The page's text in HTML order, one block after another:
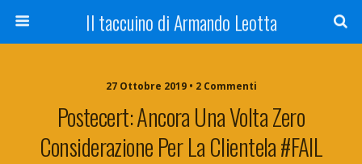
Il taccuino di Armando Leotta
27 Ottobre 2019 • 2 Commenti
Postecert: Ancora Una Volta Zero
Considerazione Per La Clientela #FAIL